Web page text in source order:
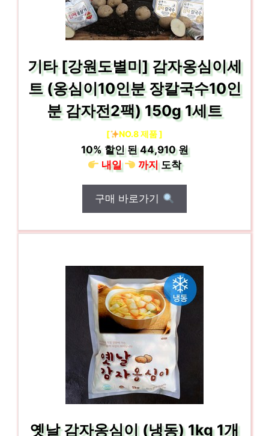
기타 [강원도별미] 감자옹심이세
트 (옹심이10인분 장칼국수10인
분 감자전2팩) 150g 1세트
[ NO.8 제품 ]
10%할인 된44,910 원
내일
까지도착
구매 바로가기
옛날 감자옹심이 (냉동) 1kg 1개